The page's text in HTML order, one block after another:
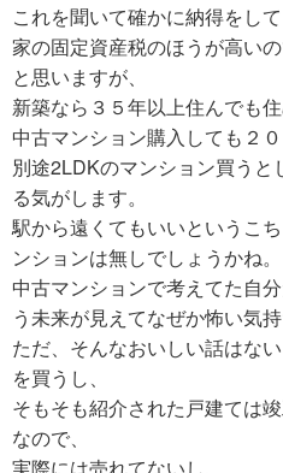
これを聞いて確かに納得をして
家の固定資産税のほうが高い
と思いますが、
新築なら３５年以上住んでも住
中古マンション購入しても２０
別途2LDKのマンション買う
る気がします。
駅から遠くてもいいというこ
ンションは無しでしょうかね。
中古マンションで考えてた自
う未来が見えてなぜか怖い気
ただ、そんなおいしい話はな
を買うし、
そもそも紹介された戸建ては
なので、
実際には売れてないし、